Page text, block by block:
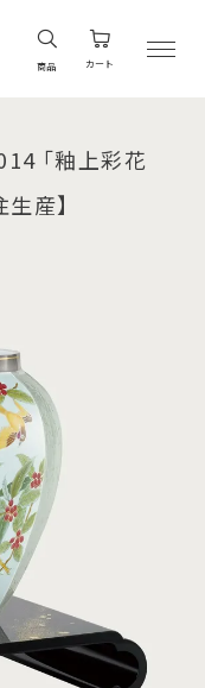
商品 カート
「釉上彩花
産】